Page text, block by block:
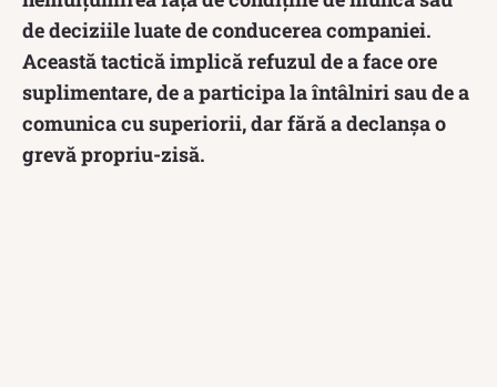
de deciziile luate de conducerea companiei.
Această tactică implică refuzul de a face ore
suplimentare, de a participa la întâlniri sau de a
comunica cu superiorii, dar fără a declanșa o
grevă propriu-zisă.